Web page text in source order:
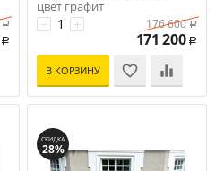
Р
Р
цвет графит
Код: УТ-00003177
+
− 176 600 Р
171 200 Р
В КОРЗИНУ
СКИДКА
28%